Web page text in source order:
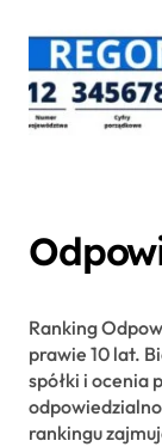
Ranking
prawie 10 lat.
spółki i ocenia
rankingu